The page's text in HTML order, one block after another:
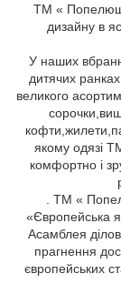
ТМ «
дизайну в
У наших
дитячих
великого
якому одязі
комфортно і
. ТМ «
«Європейська
Асамблея
прагнення
європейських